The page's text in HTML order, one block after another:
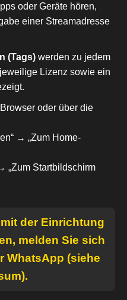
oder Geräte hören,
einer Streamadresse
(Tags) werden zu jedem
Lizenz sowie ein
oder über die
→ „Zum Home-
„Zum Startbildschirm
der Einrichtung
melden Sie sich
WhatsApp (siehe